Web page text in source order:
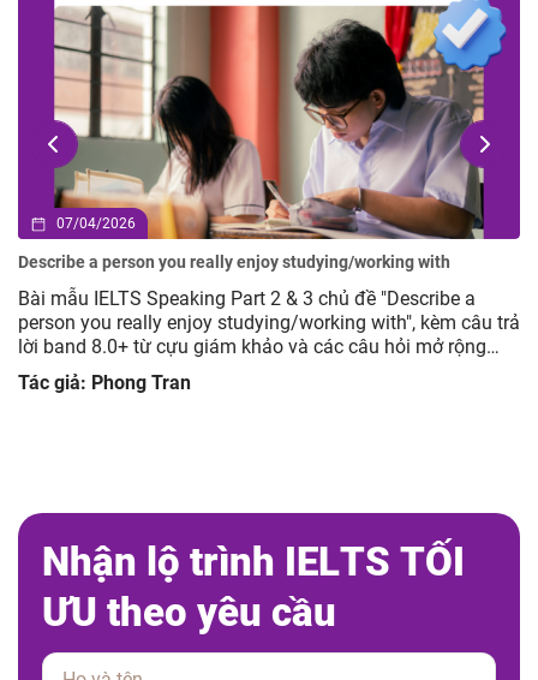
07/04/2026
Describe a person you really enjoy studying/working with
Bài mẫu IELTS Speaking Part 2 & 3 chủ đề "Describe a
person you really enjoy studying/working with", kèm câu trả
lời band 8.0+ từ cựu giám khảo và các câu hỏi mở rộng
giúp luyện tập hiệu quả.
Tác giả: Phong Tran
Nhận lộ trình IELTS TỐI
ƯU theo yêu cầu